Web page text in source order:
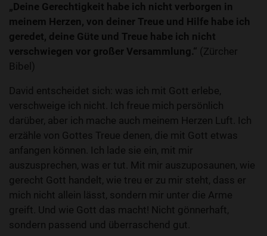
„Deine Gerechtigkeit habe ich nicht verborgen in
meinem Herzen, von deiner Treue und Hilfe habe ich
geredet, deine Güte und Treue habe ich nicht
verschwiegen vor großer Versammlung.“ (Zürcher
Bibel)
David entscheidet sich: was ich mit Gott erlebe,
verschweige ich nicht. Ich freue mich persönlich
darüber, aber ich mache auch meinem Herzen Luft. Ich
erzähle von Gottes Treue denen, die mit Gott etwas
anfangen können. Ich lade sie ein, mit mir
auszusprechen, was er tut. Mit mir auszuposaunen, wie
gerecht Gott handelt, wie treu er zu mir steht, dass er
mich nicht allein lässt, sondern mir unter die Arme
greift. Und wie Gott das macht! Nicht gönnerhaft,
sondern passend und überraschend gut.